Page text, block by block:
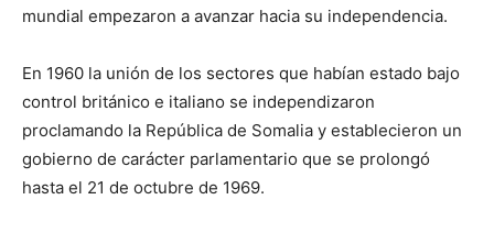
mundial empezaron a avanzar hacia su independencia.
En 1960 la unión de los sectores que habían estado bajo
control británico e italiano se independizaron
proclamando la República de Somalia y establecieron un
gobierno de carácter parlamentario que se prolongó
hasta el 21 de octubre de 1969.